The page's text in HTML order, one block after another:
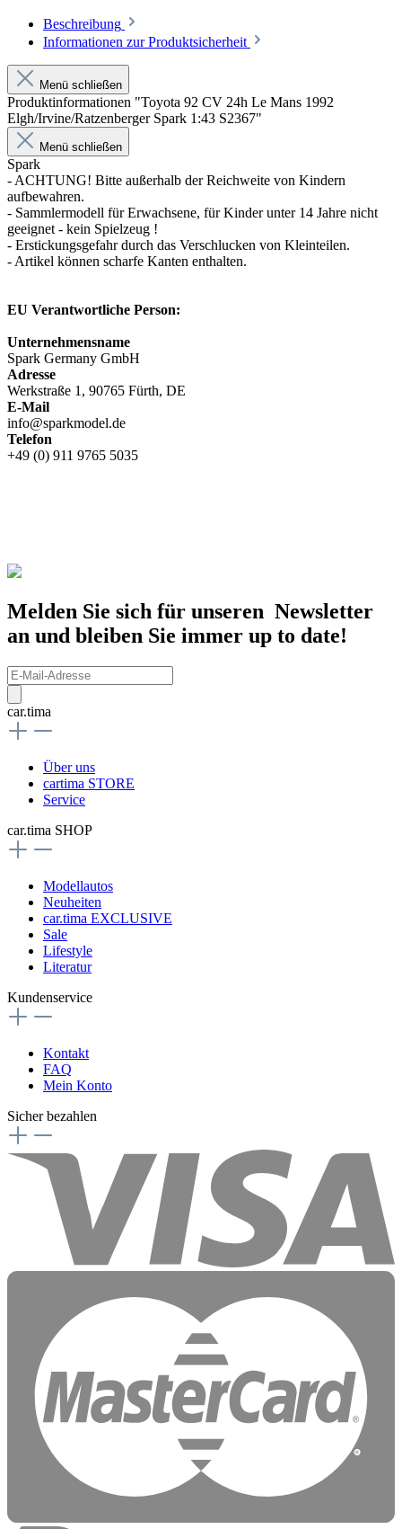
Beschreibung
Informationen zur Produktsicherheit
Menü schließen
Produktinformationen "Toyota 92 CV 24h Le Mans 1992
Elgh/Irvine/Ratzenberger Spark 1:43 S2367"
Menü schließen
Spark
- ACHTUNG! Bitte außerhalb der Reichweite von Kindern
aufbewahren.
- Sammlermodell für Erwachsene, für Kinder unter 14 Jahre nicht
geeignet - kein Spielzeug !
- Erstickungsgefahr durch das Verschlucken von Kleinteilen.
- Artikel können scharfe Kanten enthalten.
EU Verantwortliche Person:
Unternehmensname
Spark Germany GmbH
Adresse
Werkstraße 1, 90765 Fürth, DE
E-Mail
info@sparkmodel.de
Telefon
+49 (0) 911 9765 5035
Melden Sie sich für unseren Newsletter
an und bleiben Sie immer up to date!
car.tima
Über uns
cartima STORE
Service
car.tima SHOP
Modellautos
Neuheiten
car.tima EXCLUSIVE
Sale
Lifestyle
Literatur
Kundenservice
Kontakt
FAQ
Mein Konto
Sicher bezahlen